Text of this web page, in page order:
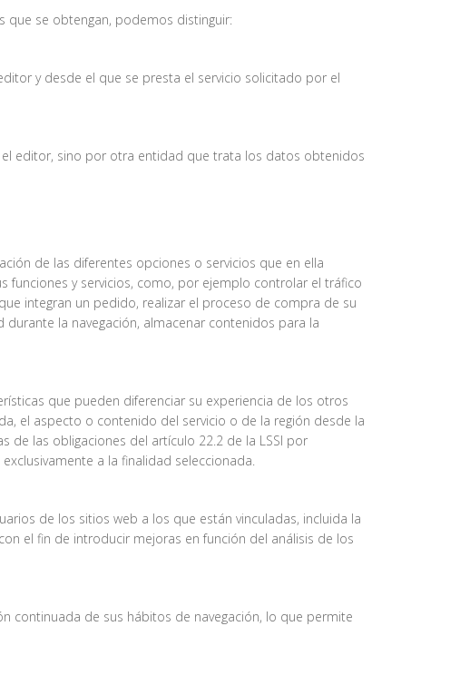
que se obtengan, podemos distinguir:
y desde el que se presta el servicio solicitado por el
editor, sino por otra entidad que trata los datos obtenidos
de las diferentes opciones o servicios que en ella
funciones y servicios, como, por ejemplo controlar el tráfico
integran un pedido, realizar el proceso de compra de su
la navegación, almacenar contenidos para la
que pueden diferenciar su experiencia de los otros
el aspecto o contenido del servicio o de la región desde la
de las obligaciones del artículo 22.2 de la LSSI por
a la finalidad seleccionada.
de los sitios web a los que están vinculadas, incluida la
el fin de introducir mejoras en función del análisis de los
continuada de sus hábitos de navegación, lo que permite